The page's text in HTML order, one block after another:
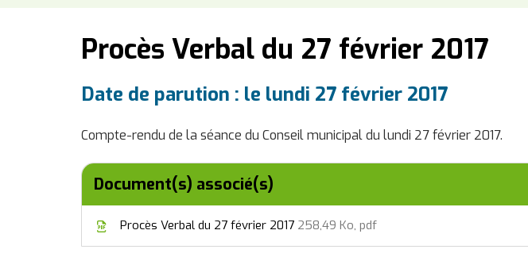
Procès Verbal du 27 février 2017
Date de parution : le lundi 27 février 2017
Compte-rendu de la séance du Conseil municipal du lundi 27 février 2017.
Document(s) associé(s)
Procès Verbal du 27 février 2017 258,49 Ko, pdf